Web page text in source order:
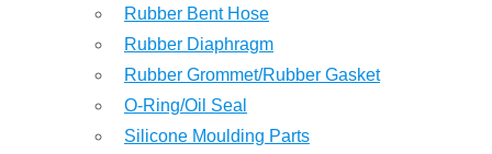
Rubber Bent Hose
Rubber Diaphragm
Rubber Grommet/Rubber Gasket
O-Ring/Oil Seal
Silicone Moulding Parts